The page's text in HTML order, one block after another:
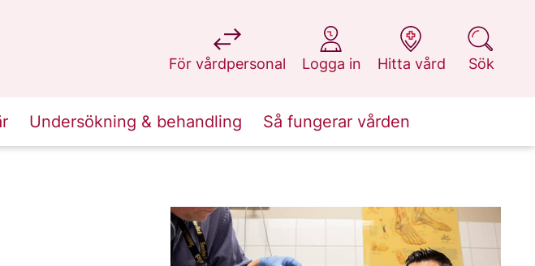
För vårdpersonal
på 1177.se
Logga in
på 1177.se
Hitta vård
på 1177.se
Sök
på 1177.se
Undersökning & behandling Så fungerar vården